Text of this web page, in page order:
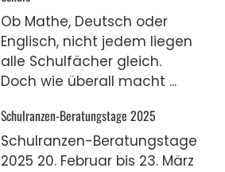
Ob Mathe, Deutsch oder
Englisch, nicht jedem liegen
alle Schulfächer gleich.
Doch wie überall macht ...
Schulranzen-Beratungstage 2025
Schulranzen-Beratungstage
2025 20. Februar bis 23. März